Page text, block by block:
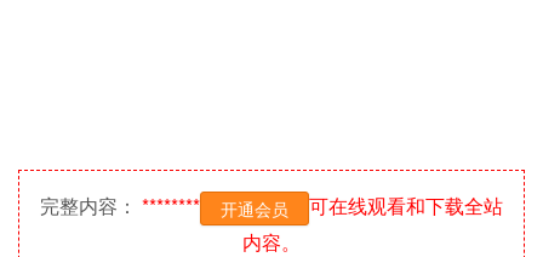
完整内容： ******** 开通会员
可在线观看和下载全站
内容。